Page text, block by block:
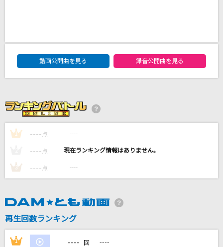
KICK BACK(ビデオクリップバージョン)
r-906 feat.初音ミク
ア・プリオリ
Mrs. GREEN APPLE
真夏の果実
讃州中学勇者部(照井春佳、三森すずこ、内山夕実、黒沢ともよ、長妻樹
里、花澤香菜)
DAM★ともボーカルエントリーランキング
動画公開曲を見る
録音公開曲を見る
1 ---- 点 ----
---- 点 ----
3 ---- 点 ----
再生回数ランキング
1 ---- 回 ----